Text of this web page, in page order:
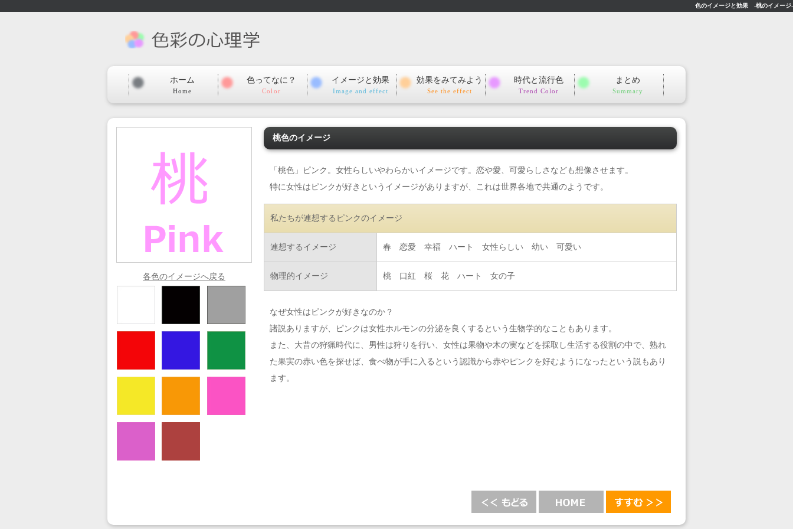
色のイメージと効果 -桃のイメージ-
ホーム
Home
色ってなに？
Color
イメージと効果
Image and effect
効果をみてみよう
See the effect
時代と流行色
Trend Color
まとめ
Summary
桃色のイメージ
「桃色」ピンク。女性らしいやわらかいイメージです。恋や愛、可愛らしさなども想像させます。
特に女性はピンクが好きというイメージがありますが、これは世界各地で共通のようです。
私たちが連想するピンクのイメージ
連想するイメージ 春 恋愛 幸福 ハート 女性らしい 幼い 可愛い
物理的イメージ 桃 口紅 桜 花 ハート 女の子
なぜ女性はピンクが好きなのか？
諸説ありますが、ピンクは女性ホルモンの分泌を良くするという生物学的なこともあります。
また、大昔の狩猟時代に、男性は狩りを行い、女性は果物や木の実などを採取し生活する役割の中で、熟れ
た果実の赤い色を探せば、食べ物が手に入るという認識から赤やピンクを好むようになったという説もあり
ます。
各色のイメージへ戻る